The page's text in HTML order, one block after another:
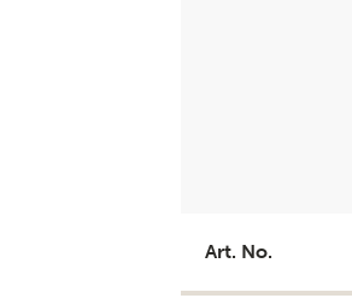
Art. No.